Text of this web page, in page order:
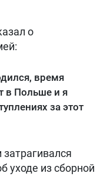
о
время
в Польше и я
за этот
уходе из сборной